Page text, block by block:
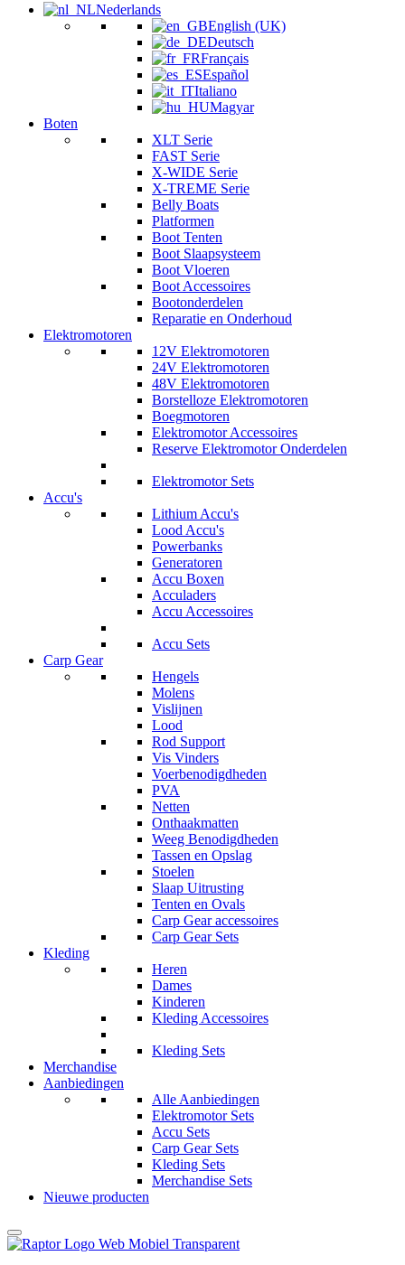
Nederlands
English (UK)
Deutsch
Français
Español
Italiano
Magyar
Boten
XLT Serie
FAST Serie
X-WIDE Serie
X-TREME Serie
Belly Boats
Platformen
Boot Tenten
Boot Slaapsysteem
Boot Vloeren
Boot Accessoires
Bootonderdelen
Reparatie en Onderhoud
Elektromotoren
12V Elektromotoren
24V Elektromotoren
48V Elektromotoren
Borstelloze Elektromotoren
Boegmotoren
Elektromotor Accessoires
Reserve Elektromotor Onderdelen
Elektromotor Sets
Accu's
Lithium Accu's
Lood Accu's
Powerbanks
Generatoren
Accu Boxen
Acculaders
Accu Accessoires
Accu Sets
Carp Gear
Hengels
Molens
Vislijnen
Lood
Rod Support
Vis Vinders
Voerbenodigdheden
PVA
Netten
Onthaakmatten
Weeg Benodigdheden
Tassen en Opslag
Stoelen
Slaap Uitrusting
Tenten en Ovals
Carp Gear accessoires
Carp Gear Sets
Kleding
Heren
Dames
Kinderen
Kleding Accessoires
Kleding Sets
Merchandise
Aanbiedingen
Alle Aanbiedingen
Elektromotor Sets
Accu Sets
Carp Gear Sets
Kleding Sets
Merchandise Sets
Nieuwe producten